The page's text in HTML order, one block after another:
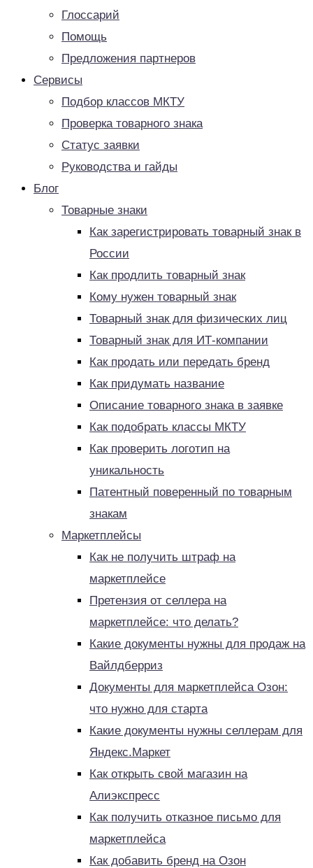
Глоссарий
Помощь
Предложения партнеров
Сервисы
Подбор классов МКТУ
Проверка товарного знака
Статус заявки
Руководства и гайды
Блог
Товарные знаки
Как зарегистрировать товарный знак в
России
Как продлить товарный знак
Кому нужен товарный знак
Товарный знак для физических лиц
Товарный знак для ИТ-компании
Как продать или передать бренд
Как придумать название
Описание товарного знака в заявке
Как подобрать классы МКТУ
Как проверить логотип на
уникальность
Патентный поверенный по товарным
знакам
Маркетплейсы
Как не получить штраф на
маркетплейсе
Претензия от селлера на
маркетплейсе: что делать?
Какие документы нужны для продаж на
Вайлдберриз
Документы для маркетплейса Озон:
что нужно для старта
Какие документы нужны селлерам для
Яндекс.Маркет
Как открыть свой магазин на
Алиэкспресс
Как получить отказное письмо для
маркетплейса
Как добавить бренд на Озон